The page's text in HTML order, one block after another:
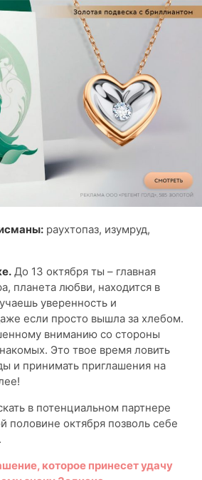
раухтопаз, изумруд,
До 13 октября ты – главная
планета любви, находится в
уверенность и
если просто вышла за хлебом.
вниманию со стороны
Это твое время ловить
и принимать приглашения на
в потенциальном партнере
половине октября позволь себе
которое принесет удачу